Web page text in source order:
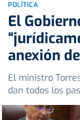
POLÍTICA
El
anexión
El ministro
dan todos los